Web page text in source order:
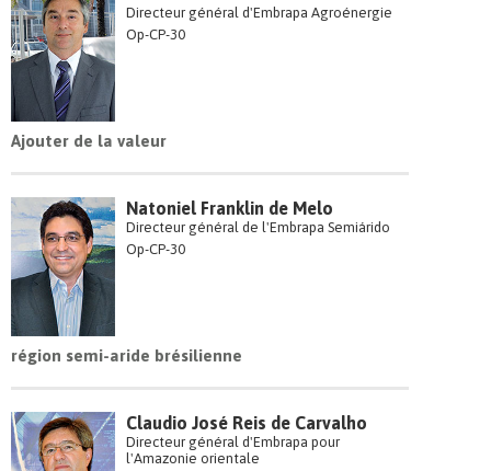
Directeur général d'Embrapa Agroénergie
Op-CP-30
Ajouter de la valeur
Natoniel Franklin de Melo
Directeur général de l'Embrapa Semiárido
Op-CP-30
région semi-aride brésilienne
Claudio José Reis de Carvalho
Directeur général d'Embrapa pour
l'Amazonie orientale